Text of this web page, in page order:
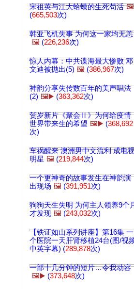
宋祖英与江大蛤蟆的生死苟活 🖼️
(665,503次)
韩亚飞机失事 为何这一家均无恙
🖼️ (226,236次)
惊人内幕：中共谍海最大惨败 邓
文迪被抛出(5) 🖼️ (386,967次)
神韵分享失传数百年的美声唱法
(2) 🖼️▶️ (363,362次)
贺岁新片《聚会Ⅱ》为何给疫情
世界带来生的希望 🖼️▶️ (368,692
次)
车祸醒来 澳洲男中文流利 成电
明星 🖼️ (219,844次)
一个更神奇的故事发生在神韵演
出现场 🖼️ (391,951次)
狗狗天生失明 为何主人领养9个
才发现 🖼️ (243,032次)
【铁证如山系列讲座】第16集 一
个医院一天肝肾移植24台(图/视
中英字幕) (289,878次)
一部十几分钟的短片…令我动容
🖼️▶️ (373,648次)